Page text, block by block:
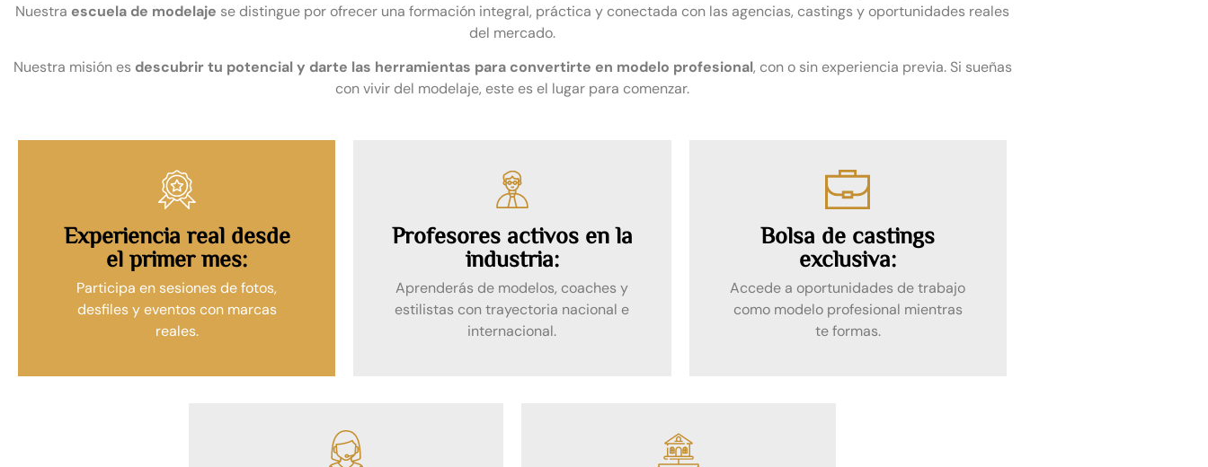
Nuestra escuela de modelaje se distingue por ofrecer una formación integral, práctica y conectada con las agencias, castings y oportunidades reales
del mercado.
Nuestra misión es descubrir tu potencial y darte las herramientas para convertirte en modelo profesional, con o sin experiencia previa. Si sueñas
con vivir del modelaje, este es el lugar para comenzar.
Experiencia real desde
el primer mes:
Participa en sesiones de fotos,
desfiles y eventos con marcas
reales.
Profesores activos en la
industria:
Aprenderás de modelos, coaches y
estilistas con trayectoria nacional e
internacional.
Bolsa de castings
exclusiva:
Accede a oportunidades de trabajo
como modelo profesional mientras
te formas.